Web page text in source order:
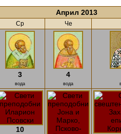
Април 2013
Ср Че
3
вода
4
вода
10